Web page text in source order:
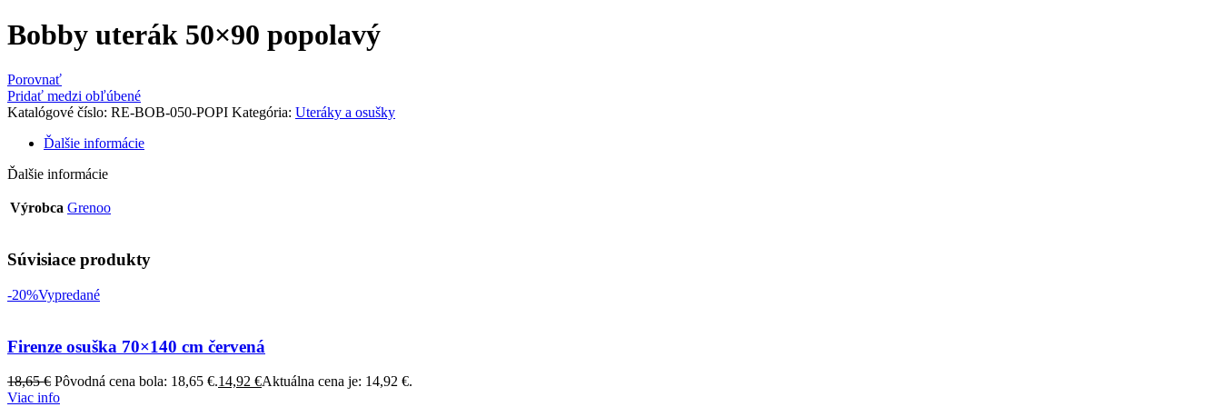
Bobby uterák 50×90 popolavý
Porovnať
Pridať medzi obľúbené
Katalógové číslo: RE-BOB-050-POPI Kategória: Uteráky a osušky
Ďalšie informácie
Ďalšie informácie
Výrobca Grenoo
Súvisiace produkty
-20%Vypredané
Firenze osuška 70×140 cm červená
18,65€ Pôvodná cena bola: 18,65 €.14,92 €Aktuálna cena je: 14,92 €.
Viac info